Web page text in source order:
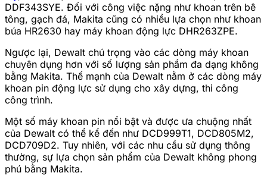
DDF343SYE. Đối với công việc nặng như khoan trên bê
tông, gạch đá, Makita cũng có nhiều lựa chọn như khoan
búa HR2630 hay máy khoan động lực DHR263ZPE.
Ngược lại, Dewalt chú trọng vào các dòng máy khoan
chuyên dụng hơn với số lượng sản phẩm đa dạng không
bằng Makita. Thế mạnh của Dewalt nằm ở các dòng máy
khoan pin động lực sử dụng cho xây dựng, thi công
công trình.
Một số máy khoan pin nổi bật và được ưa chuộng nhất
của Dewalt có thể kể đến như DCD999T1, DCD805M2,
DCD709D2. Tuy nhiên, với các nhu cầu sử dụng thông
thường, sự lựa chọn sản phẩm của Dewalt không phong
phú bằng Makita.